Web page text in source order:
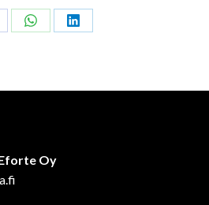
Share
Share
Oy